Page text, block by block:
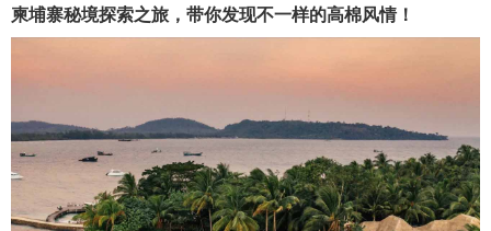
柬埔寨秘境探索之旅，带你发现不一样的高棉风情！